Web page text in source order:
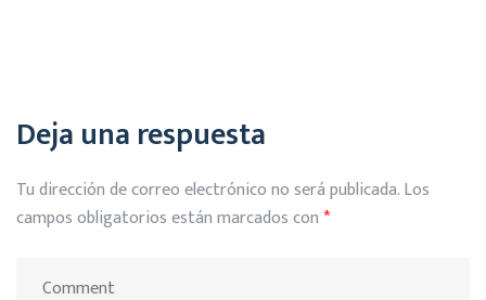
Deja una respuesta
Tu dirección de correo electrónico no será publicada.Los
campos obligatorios están marcados con*